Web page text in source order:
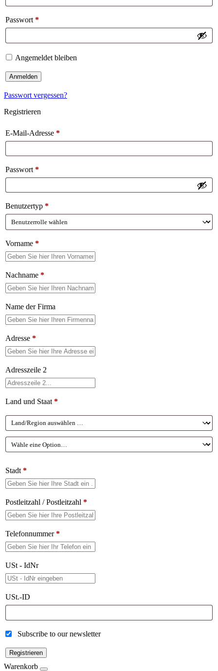
Passwort *
Angemeldet bleiben
Anmelden
Passwort vergessen?
Registrieren
E-Mail-Adresse *
Passwort *
Benutzertyp *
Vorname *
Nachname *
Name der Firma
Adresse *
Adresszeile 2
Land und Staat *
Stadt *
Postleitzahl / Postleitzahl *
Telefonnummer*
USt - IdNr
USt.-ID
Subscribe to our newsletter
Registrieren
Warenkorb